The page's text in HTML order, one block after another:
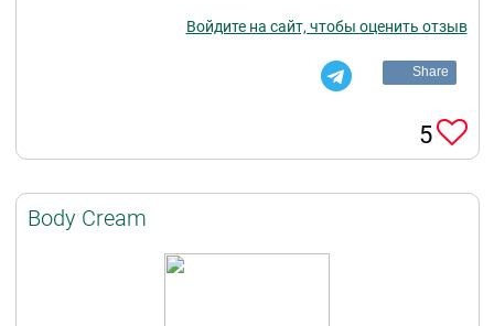
Войдите на сайт, чтобы оценить отзыв
Share
5
Body Cream